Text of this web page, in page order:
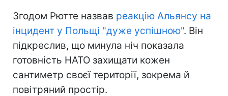
Згодом Рютте назвав реакцію Альянсу на
інцидент у Польщі "дуже успішною". Він
підкреслив, що минула ніч показала
готовність НАТО захищати кожен
сантиметр своєї території, зокрема й
повітряний простір.